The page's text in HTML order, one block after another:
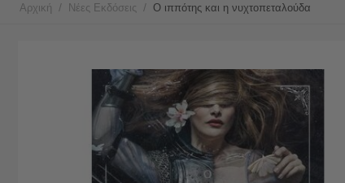
Αρχική / Νέες Εκδόσεις / Ο ιππότης και η νυχτοπεταλούδα